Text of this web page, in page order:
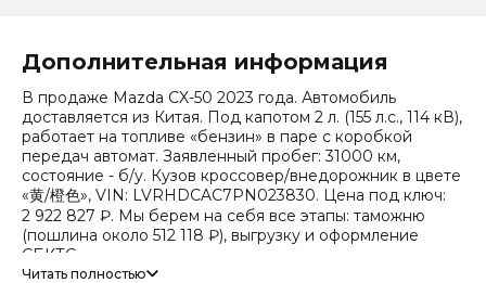
Дополнительная информация
В продаже Mazda CX-50 2023 года. Автомобиль
доставляется из Китая. Под капотом 2 л. (155 л.с., 114 кВ),
работает на топливе «бензин» в паре с коробкой
передач автомат. Заявленный пробег: 31000 км,
состояние - б/у. Кузов кроссовер/внедорожник в цвете
«黄/橙色», VIN: LVRHDCAC7PN023830. Цена под ключ:
2 922 827 ₽. Мы берем на себя все этапы: таможню
(пошлина около 512 118 ₽), выгрузку и оформление
СБКТС.
Читать полностью